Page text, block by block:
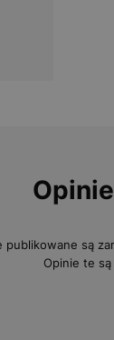
publikowane są
Opinie te